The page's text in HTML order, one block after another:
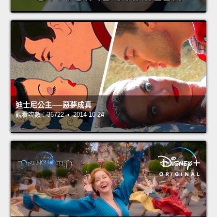
迪士尼公主──惡夢成真
觀看次數：36722 • 2014-10-24